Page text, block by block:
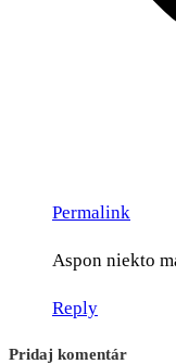
Permalink
Aspon niekto
Reply
Pridaj komentár